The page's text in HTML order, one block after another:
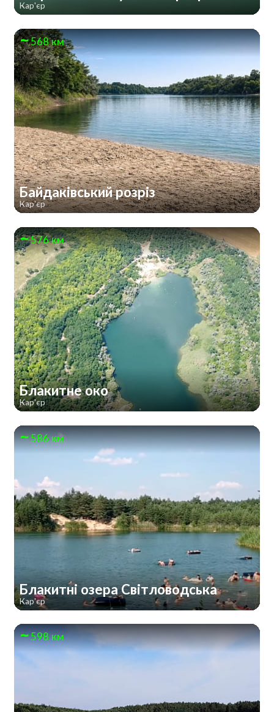
Кар'єр
568 км
Байдаківський розріз
Кар'єр
576 км
Блакитне око
Кар'єр
586 км
Блакитні озера Світловодська
Кар'єр
598 км